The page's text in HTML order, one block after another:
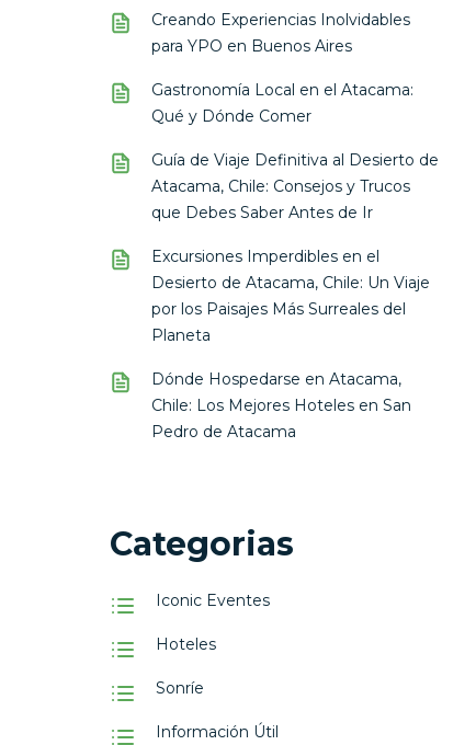
Creando Experiencias Inolvidables
para YPO en Buenos Aires
Gastronomía Local en el Atacama:
Qué y Dónde Comer
Guía de Viaje Definitiva al Desierto de
Atacama, Chile: Consejos y Trucos
que Debes Saber Antes de Ir
Excursiones Imperdibles en el
Desierto de Atacama, Chile: Un Viaje
por los Paisajes Más Surreales del
Planeta
Dónde Hospedarse en Atacama,
Chile: Los Mejores Hoteles en San
Pedro de Atacama
Categorias
Iconic Eventes
Hoteles
Sonríe
Información Útil